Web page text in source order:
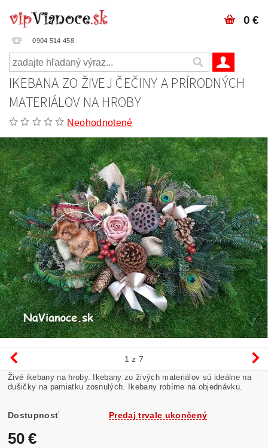
0904 514 458
0 €
IKEBANA ZO ŽIVEJ ČEČINY A PRÍRODNÝCH
MATERIÁLOV NA HROBY
Neohodnotené
1 z 7
Živé ikebany na hroby. Ikebany zo živých materiálov sú ideálne na
dušičky na pamiatku zosnulých. Ikebany robíme na objednávku.
Dostupnosť Predaj trvale ukončený
50 €